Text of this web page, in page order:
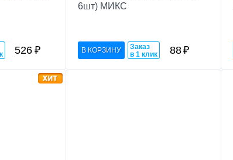
526₽
6шт) МИКС
Заказ
в 1 клик
88₽